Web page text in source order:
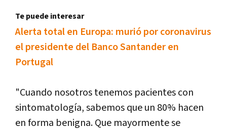
Te puede interesar
Alerta total en Europa: murió por coronavirus
el presidente del Banco Santander en
Portugal
"Cuando nosotros tenemos pacientes con
sintomatología, sabemos que un 80% hacen
en forma benigna. Que mayormente se